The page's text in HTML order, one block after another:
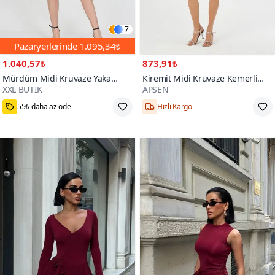
7
Pazaryerlerinde 1.095,34₺
1.040,57₺
Mürdüm Midi Kruvaze Yaka
Bağlama Detaylı Şifon Elbise
XXL BUTİK
M,L,XL,2XL
873,91₺
Kiremit Midi Kruvaze Kemerli
Anvelop Elbise
APSEN
36,38,42